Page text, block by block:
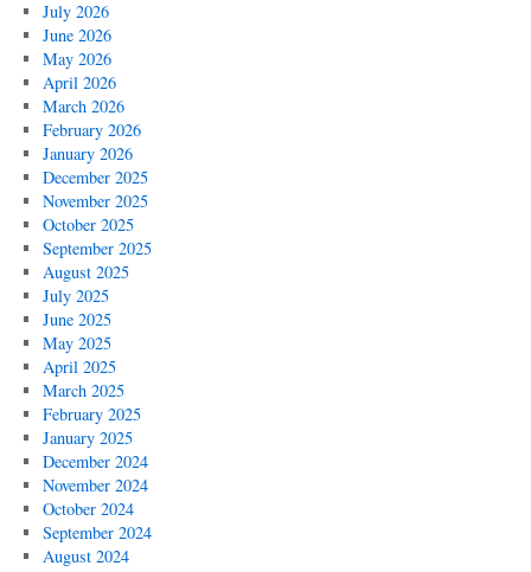
July 2026
June 2026
May 2026
April 2026
March 2026
February 2026
January 2026
December 2025
November 2025
October 2025
September 2025
August 2025
July 2025
June 2025
May 2025
April 2025
March 2025
February 2025
January 2025
December 2024
November 2024
October 2024
September 2024
August 2024